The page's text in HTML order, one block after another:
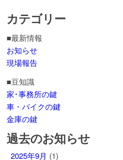
カテゴリー
■最新情報
お知らせ
現場報告
■豆知識
家･事務所の鍵
車・バイクの鍵
金庫の鍵
過去のお知らせ
2025年9月 (1)